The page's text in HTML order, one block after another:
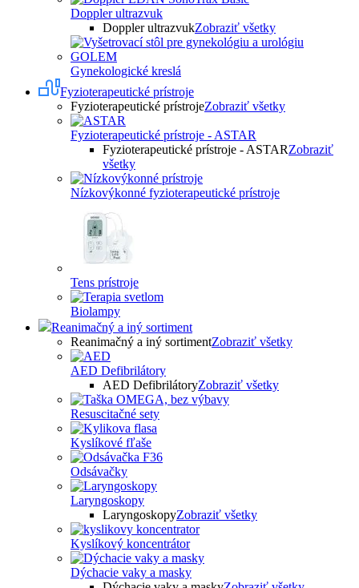
Doppler ultrazvuk
Doppler ultrazvukZobraziť všetky
Gynekologické kreslá
Fyzioterapeutické prístroje
Fyzioterapeutické prístrojeZobraziť všetky
Fyzioterapeutické prístroje - ASTAR
Fyzioterapeutické prístroje - ASTARZobraziť
všetky
Nízkovýkonné fyzioterapeutické prístroje
Tens prístroje
Biolampy
Reanimačný a iný sortiment
Reanimačný a iný sortimentZobraziť všetky
AED Defibrilátory
AED DefibrilátoryZobraziť všetky
Resuscitačné sety
Kyslíkové fľaše
Odsávačky
Laryngoskopy
LaryngoskopyZobraziť všetky
Kyslíkový koncentrátor
Dýchacie vaky a masky